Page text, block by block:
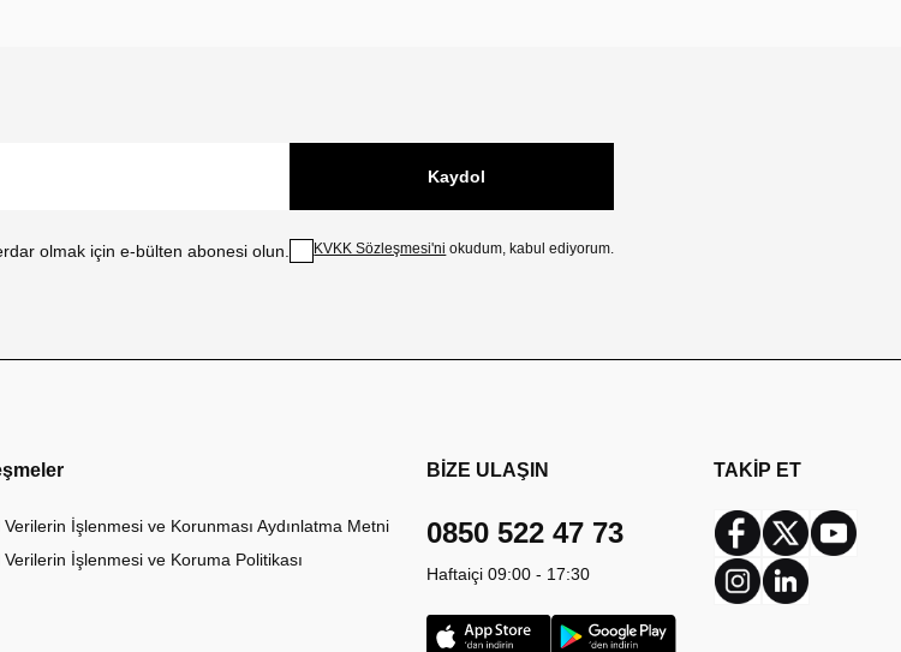
olmak için e-bülten abonesi olun.
Kaydol
KVKK Sözleşmesi'ni okudum, kabul ediyorum.
Verilerin İşlenmesi ve Korunması Aydınlatma Metni
Verilerin İşlenmesi ve Koruma Politikası
BİZE ULAŞIN
0850 522 47 73
Haftaiçi 09:00 - 17:30
TAKİP ET
Facebook
Twitter
InstagramLinkedin